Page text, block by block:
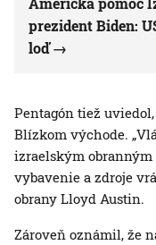
prezident Biden:
loď
Pentagón tiež
Blízkom východe.
izraelským
vybavenie a zdroje
obrany Lloyd Austin.
Zároveň oznámil, že